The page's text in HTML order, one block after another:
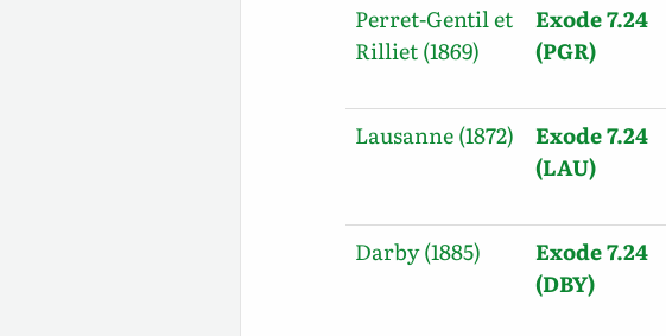
Perret-Gentil et
Rilliet (1869)
Exode 7.24
(PGR)
Lausanne (1872)
Exode 7.24
(LAU)
Darby (1885)
Exode 7.24
(DBY)